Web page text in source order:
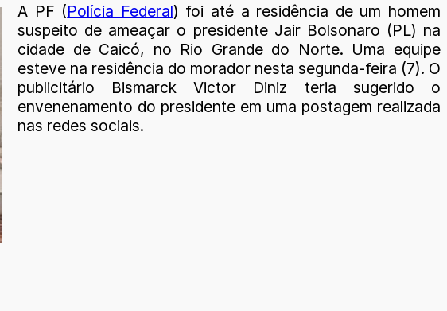
A PF (Polícia Federal) foi até a residência de um homem
suspeito de ameaçar o presidente Jair Bolsonaro (PL) na
cidade de Caicó, no Rio Grande do Norte. Uma equipe
esteve na residência do morador nesta segunda-feira (7). O
publicitário Bismarck Victor Diniz teria sugerido o
envenenamento do presidente em uma postagem realizada
nas redes sociais.